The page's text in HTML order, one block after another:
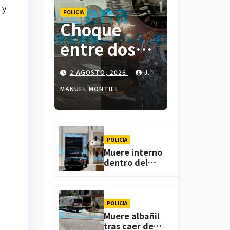
POLICIA
Choque
entre dos
colectivas y
dos
vehículos
deja cinco
personas
lesionadas
en
Atlihuetzia
2 AGOSTO, 2026
J.
MANUEL MONTIEL
POLICIA
Muere interno
dentro del
CERESO de
investiga el
caso
POLICIA
Muere albañil
tras caer de